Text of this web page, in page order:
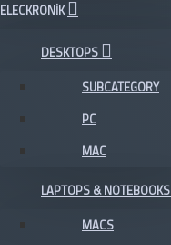
ELECKRONIK
DESKTOPS
SUBCATEGORY
PC
MAC
LAPTOPS & NOTEBOOKS
MACS